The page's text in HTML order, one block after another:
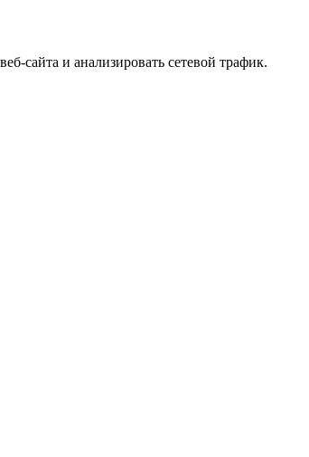
сайта и анализировать сетевой трафик.